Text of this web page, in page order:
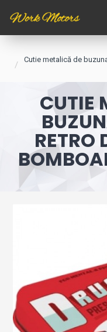
Cutie metalică de
CUTIE
RETRO